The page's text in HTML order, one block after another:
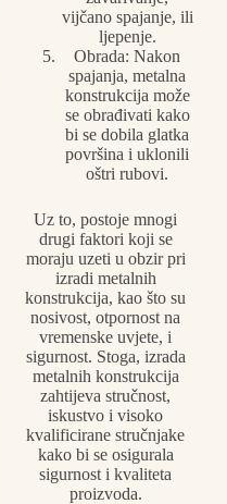
vijčano spajanje, ili
ljepenje.
Obrada: Nakon
spajanja, metalna
konstrukcija može
se obrađivati kako
bi se dobila glatka
površina i uklonili
oštri rubovi.
Uz to, postoje mnogi
drugi faktori koji se
moraju uzeti u obzir pri
izradi metalnih
konstrukcija, kao što su
nosivost, otpornost na
vremenske uvjete, i
sigurnost. Stoga, izrada
metalnih konstrukcija
zahtijeva stručnost,
iskustvo i visoko
kvalificirane stručnjake
kako bi se osigurala
sigurnost i kvaliteta
proizvoda.